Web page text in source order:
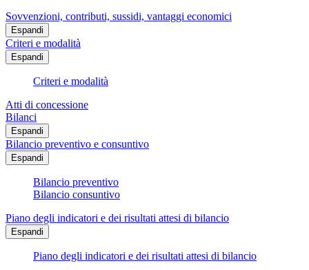
Sovvenzioni, contributi, sussidi, vantaggi economici
Espandi
Criteri e modalità
Espandi
Criteri e modalità
Atti di concessione
Bilanci
Espandi
Bilancio preventivo e consuntivo
Espandi
Bilancio preventivo
Bilancio consuntivo
Piano degli indicatori e dei risultati attesi di bilancio
Espandi
Piano degli indicatori e dei risultati attesi di bilancio